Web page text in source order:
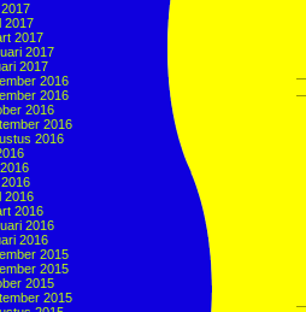
2017
2017
2017
2017
2016
2016
2016
2016
2016
2016
2016
2016
2016
2015
2015
2015
2015